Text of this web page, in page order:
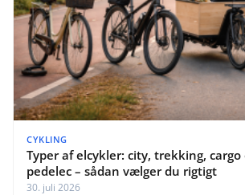
CYKLING
Typer af elcykler: city, trekking, cargo
pedelec – sådan vælger du rigtigt
30. juli 2026